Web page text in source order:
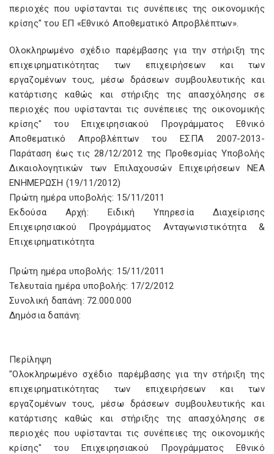
περιοχές που υφίστανται τις συνέπειες της οικονοµικής
κρίσης" του ΕΠ «Εθνικό Αποθεματικό Απροβλέπτων».
Ολοκληρωμένο σχέδιο παρέμβασης για την στήριξη της
επιχειρηματικότητας των επιχειρήσεων και των
εργαζομένων τους, μέσω δράσεων συμβουλευτικής και
κατάρτισης καθώς και στήριξης της απασχόλησης σε
περιοχές που υφίστανται τις συνέπειες της οικονομικής
κρίσης" του Επιχειρησιακού Προγράμματος Εθνικό
Αποθεματικό Απροβλέπτων του ΕΣΠΑ 2007-2013-
Παράταση έως τις 28/12/2012 της Προθεσμίας Υποβολής
Δικαιολογητικών των Επιλαχουσών Επιχειρήσεων ΝΕΑ
ΕΝΗΜΕΡΩΣΗ (19/11/2012)
Πρώτη ημέρα υποβολής: 15/11/2011
Εκδούσα Αρχή: Ειδική Υπηρεσία Διαχείρισης
Επιχειρησιακού Προγράμματος Ανταγωνιστικότητα &
Επιχειρηματικότητα
Πρώτη ημέρα υποβολής: 15/11/2011
Τελευταία ημέρα υποβολής: 17/2/2012
Συνολική δαπάνη: 72.000.000
Δημόσια δαπάνη:
Περίληψη
"Ολοκληρωμένο σχέδιο παρέμβασης για την στήριξη της
επιχειρηματικότητας των επιχειρήσεων και των
εργαζομένων τους, μέσω δράσεων συμβουλευτικής και
κατάρτισης καθώς και στήριξης της απασχόλησης σε
περιοχές που υφίστανται τις συνέπειες της οικονομικής
κρίσης" του Επιχειρησιακού Προγράμματος Εθνικό